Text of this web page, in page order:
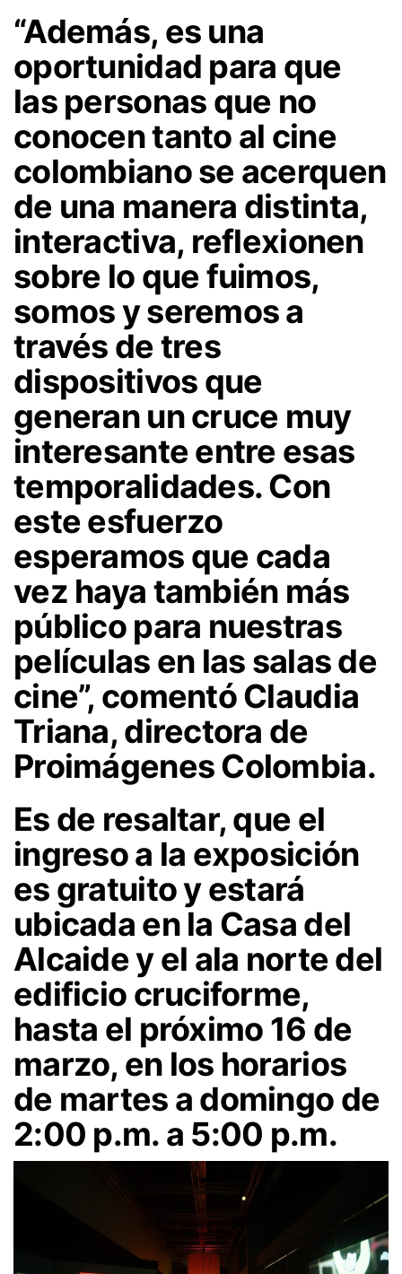
“Además, es una
oportunidad para que
las personas que no
conocen tanto al cine
colombiano se acerquen
de una manera distinta,
interactiva, reflexionen
sobre lo que fuimos,
somos y seremos a
través de tres
dispositivos que
generan un cruce muy
interesante entre esas
temporalidades. Con
este esfuerzo
esperamos que cada
vez haya también más
público para nuestras
películas en las salas de
cine”, comentó Claudia
Triana, directora de
Proimágenes Colombia.
Es de resaltar, que el
ingreso a la exposición
es gratuito y estará
ubicada en la Casa del
Alcaide y el ala norte del
edificio cruciforme,
hasta el próximo 16 de
marzo, en los horarios
de martes a domingo de
2:00 p.m. a 5:00 p.m.